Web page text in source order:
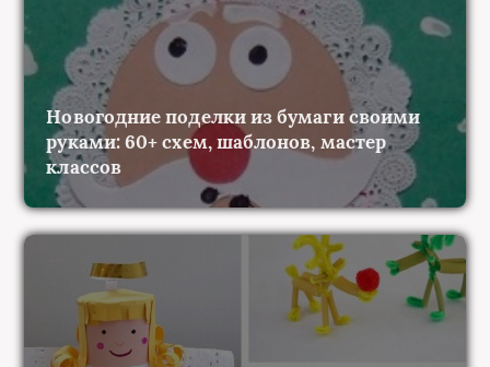
Новогодние поделки из бумаги своими
руками: 60+ схем, шаблонов, мастер
классов